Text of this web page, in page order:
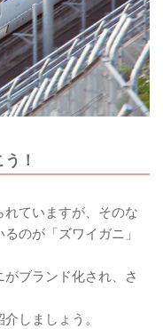
！
ていますが、そのな
のが「ズワイガニ」
ブランド化され、さ
しましょう。